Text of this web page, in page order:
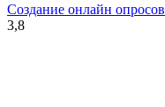
Создание онлайн опросов
3,8